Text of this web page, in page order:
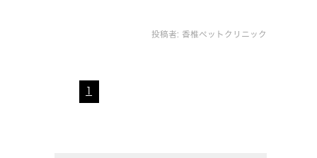
投稿者: 香椎ペットクリニック